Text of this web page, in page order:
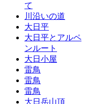
て
川沿いの道
大日平
大日平とアルペ
ンルート
大日小屋
雷鳥
雷鳥
雷鳥
大日岳山頂